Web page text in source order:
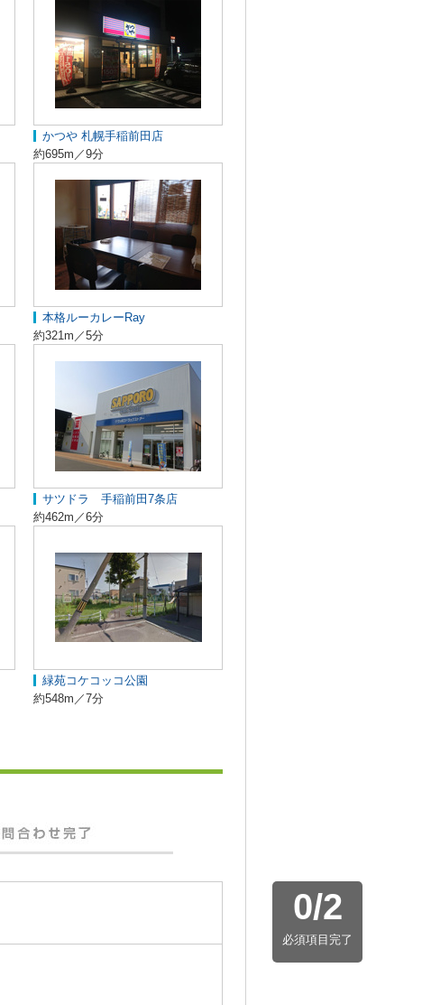
かつや 札幌手稲前田店
約695m／9分
本格ルーカレーRay
約321m／5分
サツドラ 手稲前田7条店
約462m／6分
緑苑コケコッコ公園
約548m／7分
0/2
必須項目完了